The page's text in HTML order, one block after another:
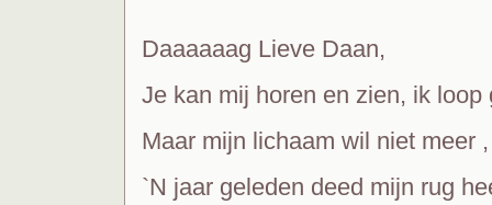
Daaaaaag Lieve Daan,
Je kan mij horen en zien, ik
Maar mijn lichaam wil niet meer
`N jaar geleden deed mijn rug